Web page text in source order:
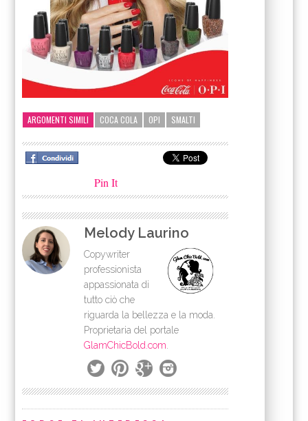
ARGOMENTI SIMILI COCA COLA OPI SMALTI
Pin It
Melody Laurino
Copywriter
professionista
appassionata di
tutto ciò che
riguarda la bellezza e la moda.
Proprietaria del portale
GlamChicBold.com